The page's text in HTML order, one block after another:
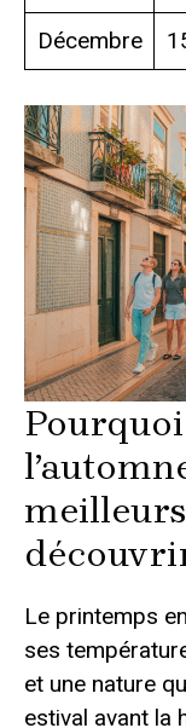
Décembre
Le printemps
ses
et une nature
estival avant la